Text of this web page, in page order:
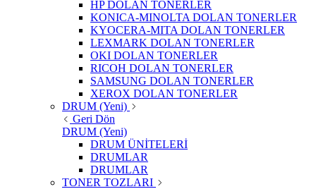
HP DOLAN TONERLER
KONICA-MINOLTA DOLAN TONERLER
KYOCERA-MITA DOLAN TONERLER
LEXMARK DOLAN TONERLER
OKI DOLAN TONERLER
RICOH DOLAN TONERLER
SAMSUNG DOLAN TONERLER
XEROX DOLAN TONERLER
DRUM (Yeni)
Geri Dön
DRUM (Yeni)
DRUM ÜNİTELERİ
DRUMLAR
DRUMLAR
TONER TOZLARI